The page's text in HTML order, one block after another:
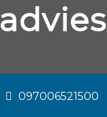
advies
097006521500